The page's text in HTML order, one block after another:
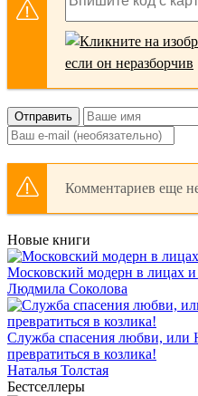
Отправить
Комментариев еще
Новые книги
Московский модерн в лицах и
Людмила Соколова
Служба спасения любви, или
превратиться в козлика!
Наталья Толстая
Бестселлеры